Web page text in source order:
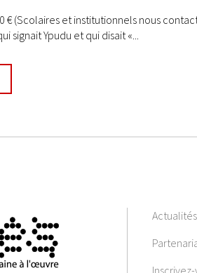
€ (Scolaires et institutionnels nous
signait Ypudu et qui disait «...
Actualités